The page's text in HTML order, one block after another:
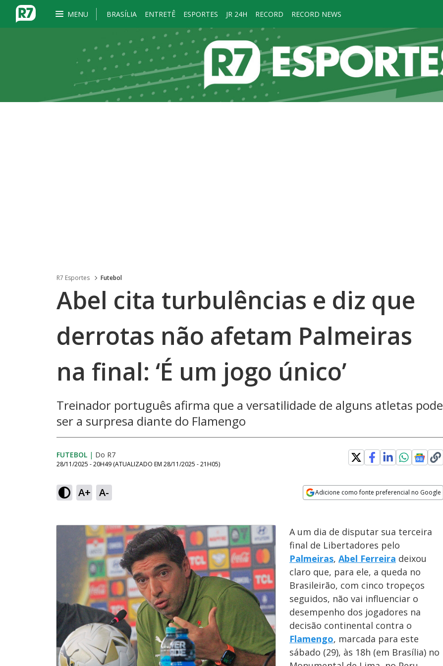
MENU BRASÍLIA ENTRETÊ ESPORTES JR 24H RECORD RECORD NEWS
R7 Esportes Futebol
Abel cita turbulências e diz que
derrotas não afetam Palmeiras
na final: ‘É um jogo único’
Treinador português afirma que a versatilidade de alguns atletas pode
ser a surpresa diante do Flamengo
FUTEBOL | Do R7
28/11/2025 - 20H49 (ATUALIZADO EM 28/11/2025 - 21H05)
A+ A- Adicione como fonte preferencial no Google
A um dia de disputar sua terceira
final de Libertadores pelo
Palmeiras, Abel Ferreira deixou
claro que, para ele, a queda no
Brasileirão, com cinco tropeços
seguidos, não vai influenciar o
desempenho dos jogadores na
decisão continental contra o
Flamengo, marcada para este
sábado (29), às 18h (em Brasília) no